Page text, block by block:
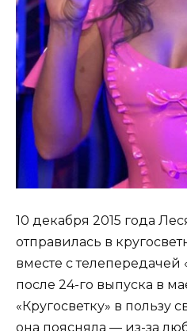
10 декабря 2015 года
отправилась в
вместе с
после 24-го выпуска в
«Кругосветку» в пользу
она поясняла — из-за